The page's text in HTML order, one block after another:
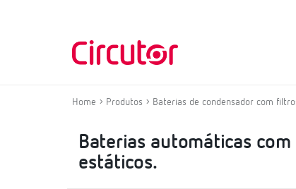
Home Produtos Baterias de condensador com
Baterias automáticas
estáticos.